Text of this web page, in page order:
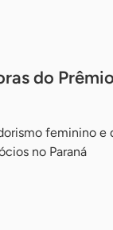
do
feminino e
no Paraná